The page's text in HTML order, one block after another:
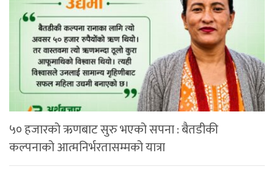
५० हजारको ऋणबाट सुरु भएको सपना : बैतडीकी
कल्पनाको आत्मनिर्भरतासम्मको यात्रा